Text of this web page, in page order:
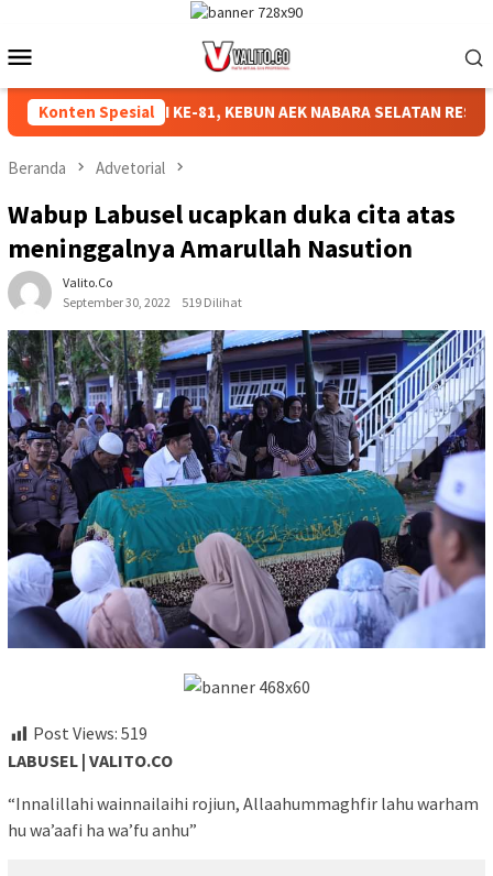
konten
Mobile
Konten Spesial
HUT RI KE-81, KEBUN AEK NABARA SELATAN RESMI
Beranda Advetorial
Wabup Labusel ucapkan duka cita atas
meninggalnya Amarullah Nasution
Valito.co
September 30, 2022
519 Dilihat
Post Views: 519
LABUSEL | VALITO.CO
“Innalillahi wainnailaihi rojiun, Allaahummaghfir lahu warham
hu wa’aafi ha wa’fu anhu”